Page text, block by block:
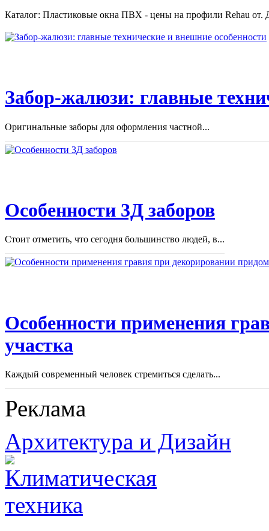
Каталог: Пластиковые окна ПВХ - цены на профили Rehau от.
Забор-жалюзи: главные
Оригинальные заборы для оформления частной...
Особенности 3Д заборов
Стоит отметить, что сегодня большинство людей, в...
Особенности применения
участка
Каждый современный человек стремиться сделать...
Реклама
Архитектура и Дизайн